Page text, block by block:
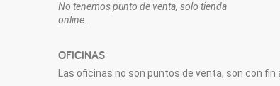
No tenemos punto de venta, solo tienda
online.
OFICINAS
Las oficinas no son puntos de venta, son con